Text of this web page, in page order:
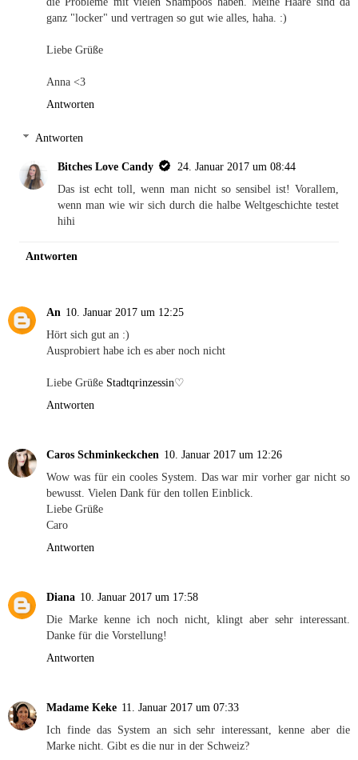
ganz "locker" und vertragen so gut wie alles, haha. :)
Liebe Grüße
Anna <3
Antworten
Antworten
Bitches Love Candy
24. Januar 2017 um 08:44
Das ist echt toll, wenn man nicht so sensibel ist! Vorallem,
wenn man wie wir sich durch die halbe Weltgeschichte testet
hihi
Antworten
An 10. Januar 2017 um 12:25
Hört sich gut an :)
Ausprobiert habe ich es aber noch nicht
Liebe Grüße Stadtqrinzessin♡
Antworten
Caros Schminkeckchen 10. Januar 2017 um 12:26
Wow was für ein cooles System. Das war mir vorher gar nicht so
bewusst. Vielen Dank für den tollen Einblick.
Liebe Grüße
Caro
Antworten
Diana 10. Januar 2017 um 17:58
Die Marke kenne ich noch nicht, klingt aber sehr interessant.
Danke für die Vorstellung!
Antworten
Madame Keke 11. Januar 2017 um 07:33
Ich finde das System an sich sehr interessant, kenne aber die
Marke nicht. Gibt es die nur in der Schweiz?